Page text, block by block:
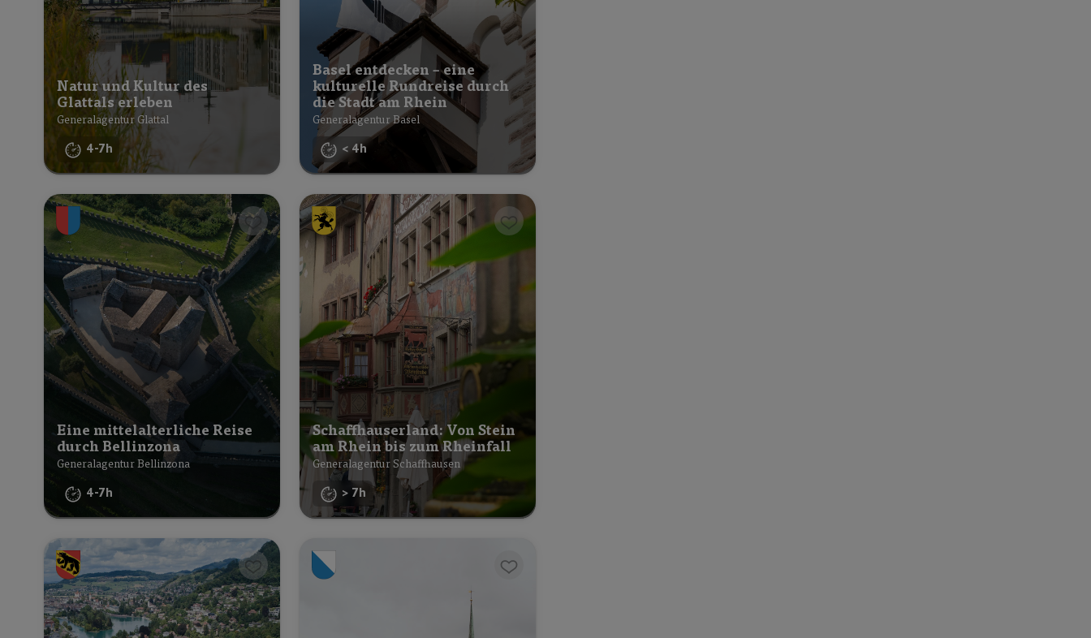
Natur und Kultur des
Glattals erleben
Generalagentur Glattal
4-7h
Basel entdecken – eine
kulturelle Rundreise durch
die Stadt am Rhein
Generalagentur Basel
< 4h
Eine mittelalterliche Reise
durch Bellinzona
Generalagentur Bellinzona
4-7h
Schaffhauserland: Von Stein
am Rhein bis zum Rheinfall
Generalagentur Schaffhausen
> 7h